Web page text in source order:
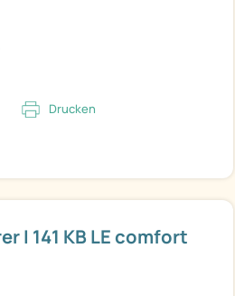
I 141 KB LE comfort
Drucken